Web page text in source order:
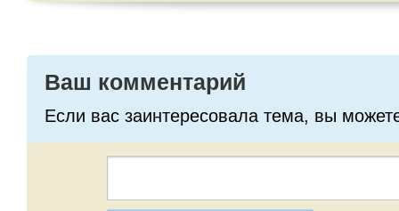
Ваш комментарий
Если вас заинтересовала тема, вы